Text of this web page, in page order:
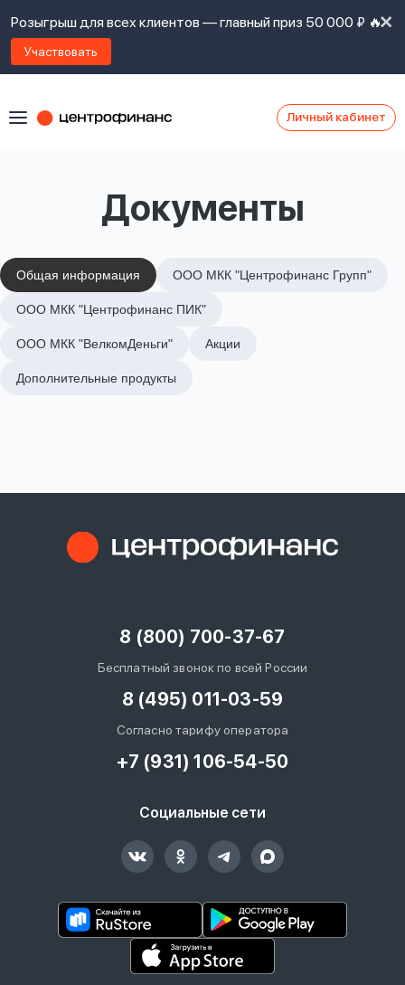
Розыгрыш для всех клиентов — главный приз 50 000 ₽ 🔥
Участвовать
Личный кабинет
Документы
Общая информация ООО МКК "Центрофинанс Групп"
ООО МКК "Центрофинанс ПИК"
ООО МКК "ВелкомДеньги" Акции
Дополнительные продукты
8 (800) 700-37-67
Бесплатный звонок по всей России
8 (495) 011-03-59
Согласно тарифу оператора
+7 (931) 106-54-50
Социальные сети
Войти под другим номером
ознакомлен
предоставления
займов,
политикой
сайта,
согласие
обработку